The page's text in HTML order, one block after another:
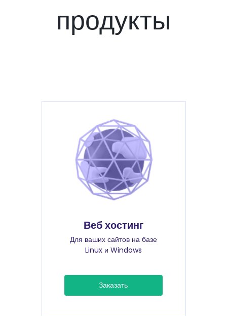
продукты
Веб хостинг
Для ваших сайтов на базе
Linux и Windows
Заказать